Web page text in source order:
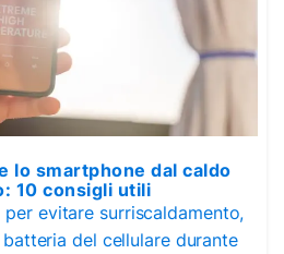
lo smartphone dal caldo
10 consigli utili
evitare surriscaldamento,
del cellulare durante